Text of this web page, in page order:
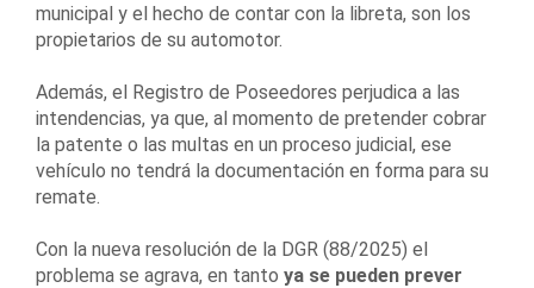
municipal y el hecho de contar con la libreta, son los
propietarios de su automotor.
Además, el Registro de Poseedores perjudica a las
intendencias, ya que, al momento de pretender cobrar
la patente o las multas en un proceso judicial, ese
vehículo no tendrá la documentación en forma para su
remate.
Con la nueva resolución de la DGR (88/2025) el
problema se agrava, en tanto ya se pueden prever